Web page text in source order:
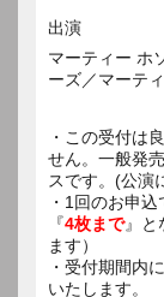
出演
マーティー ホ
ーズ／マーテ
・この受付は
せん。一般発
スです。(公演
・1回のお申
『4枚まで』と
ます）
・受付期間内
いたします。